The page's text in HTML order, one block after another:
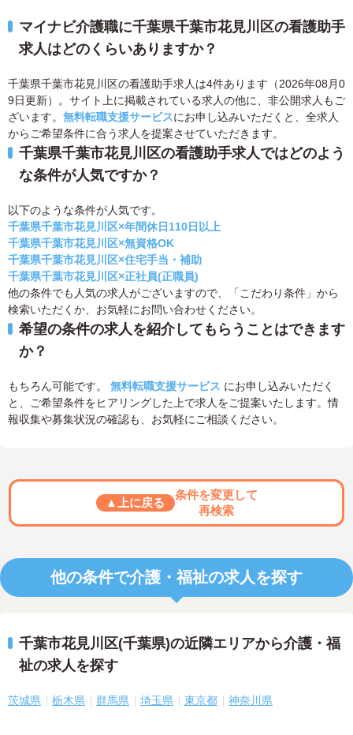
マイナビ介護職に千葉県千葉市花見川区の看護助手
求人はどのくらいありますか？
千葉県千葉市花見川区の看護助手求人は4件あります（2026年08月0
9日更新）。サイト上に掲載されている求人の他に、非公開求人もご
ざいます。 無料転職支援サービスにお申し込みいただくと、全求人
からご希望条件に合う求人を提案させていただきます。
千葉県千葉市花見川区の看護助手求人ではどのよう
な条件が人気ですか？
以下のような条件が人気です。
千葉県千葉市花見川区×年間休日110日以上
千葉県千葉市花見川区×無資格OK
千葉県千葉市花見川区×住宅手当・補助
千葉県千葉市花見川区×正社員(正職員)
他の条件でも人気の求人がございますので、「こだわり条件」から
検索いただくか、お気軽にお問い合わせください。
希望の条件の求人を紹介してもらうことはできます
か？
もちろん可能です。 無料転職支援サービス にお申し込みいただく
と、ご希望条件をヒアリングした上で求人をご提案いたします。情
報収集や募集状況の確認も、お気軽にご相談ください。
▲上に戻る
条件を変更して
再検索
他の条件で介護・福祉の求人を探す
千葉市花見川区(千葉県)の近隣エリアから介護・福
祉の求人を探す
茨城県 栃木県 群馬県 埼玉県 東京都 神奈川県